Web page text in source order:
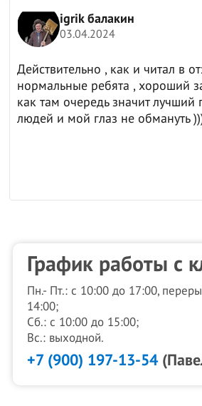
igrik балакин
03.04.2024
Действительно , как и читал в
нормальные ребята , хороший
как там очередь значит лучший
людей и мой глаз не обмануть
График работы с
Пн.- Пт.: с 10:00 до 17:00,
14:00;
Сб.: с 10:00 до 15:00;
Вс.: выходной.
+7 (900) 197-13-54